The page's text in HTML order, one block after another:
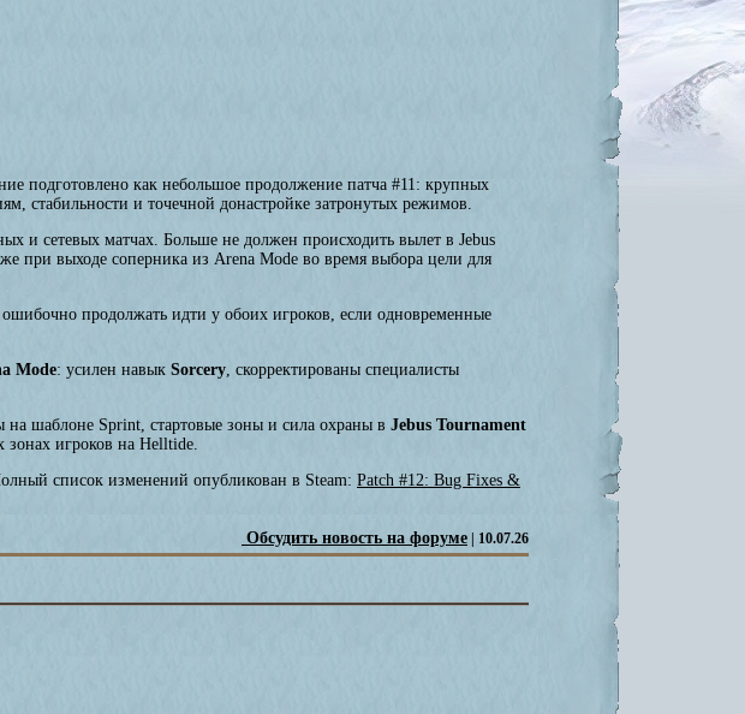
подготовлено как небольшое продолжение патча #11: крупных
стабильности и точечной донастройке затронутых режимов.
и сетевых матчах. Больше не должен происходить вылет в Jebus
при выходе соперника из Arena Mode во время выбора цели для
продолжать идти у обоих игроков, если одновременные
Mode: усилен навык Sorcery, скорректированы специалисты
на шаблоне Sprint, стартовые зоны и сила охраны в Jebus Tournament
зонах игроков на Helltide.
список изменений опубликован в Steam: Patch #12: Bug Fixes &
Обсудить новость на форуме | 10.07.26